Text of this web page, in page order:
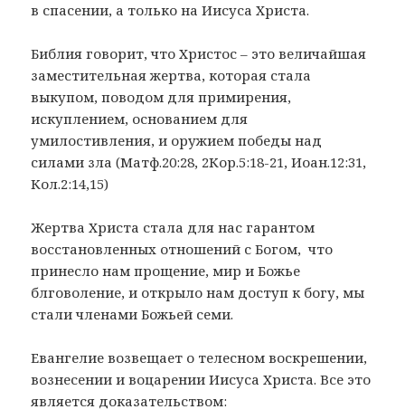
в спасении, а только на Иисуса Христа.
Библия говорит, что Христос – это величайшая
заместительная жертва, которая стала
выкупом, поводом для примирения,
искуплением, основанием для
умилостивления, и оружием победы над
силами зла (Матф.20:28, 2Кор.5:18-21, Иоан.12:31,
Кол.2:14,15)
Жертва Христа стала для нас гарантом
восстановленных отношений с Богом, что
принесло нам прощение, мир и Божье
блговоление, и открыло нам доступ к богу, мы
стали членами Божьей семи.
Евангелие возвещает о телесном воскрешении,
вознесении и воцарении Иисуса Христа. Все это
является доказательством: